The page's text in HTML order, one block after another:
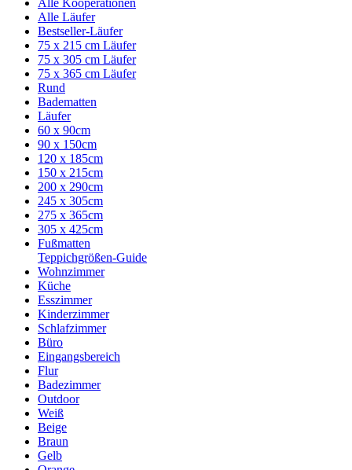
Alle Kooperationen
Alle Läufer
Bestseller-Läufer
75 x 215 cm Läufer
75 x 305 cm Läufer
75 x 365 cm Läufer
Rund
Badematten
Läufer
60 x 90cm
90 x 150cm
120 x 185cm
150 x 215cm
200 x 290cm
245 x 305cm
275 x 365cm
305 x 425cm
Fußmatten
Teppichgrößen-Guide
Wohnzimmer
Küche
Esszimmer
Kinderzimmer
Schlafzimmer
Büro
Eingangsbereich
Flur
Badezimmer
Outdoor
Weiß
Beige
Braun
Gelb